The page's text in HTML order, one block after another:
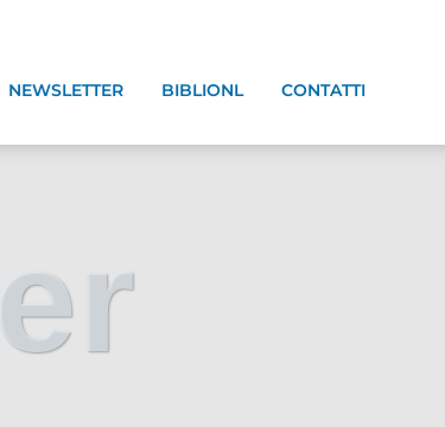
NEWSLETTER BIBLIONL CONTATTI